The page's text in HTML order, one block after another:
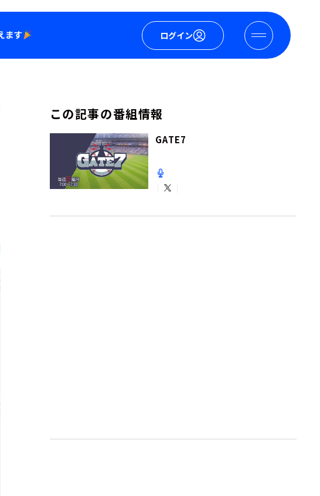
ログイン
この記事の番組情報
GATE7